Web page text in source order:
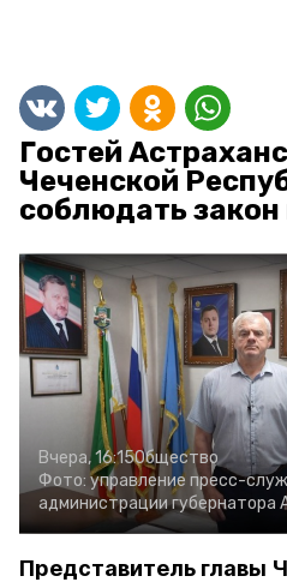
Гостей
Чеченской
соблюдать
Вчера, 16:15Общество
Фото: управление пресс-
администрации губернатора
Представитель главы